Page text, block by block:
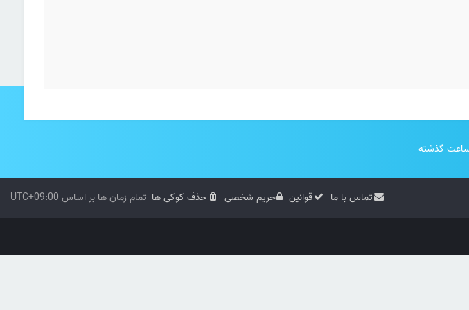
تمام زمان ها بر اساس UTC+09:00 حذف کوکی ها حریم شخصی قوانین تماس با ما